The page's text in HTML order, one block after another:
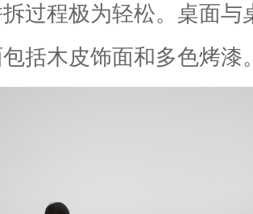
过程极为轻松。桌面与
括木皮饰面和多色烤漆